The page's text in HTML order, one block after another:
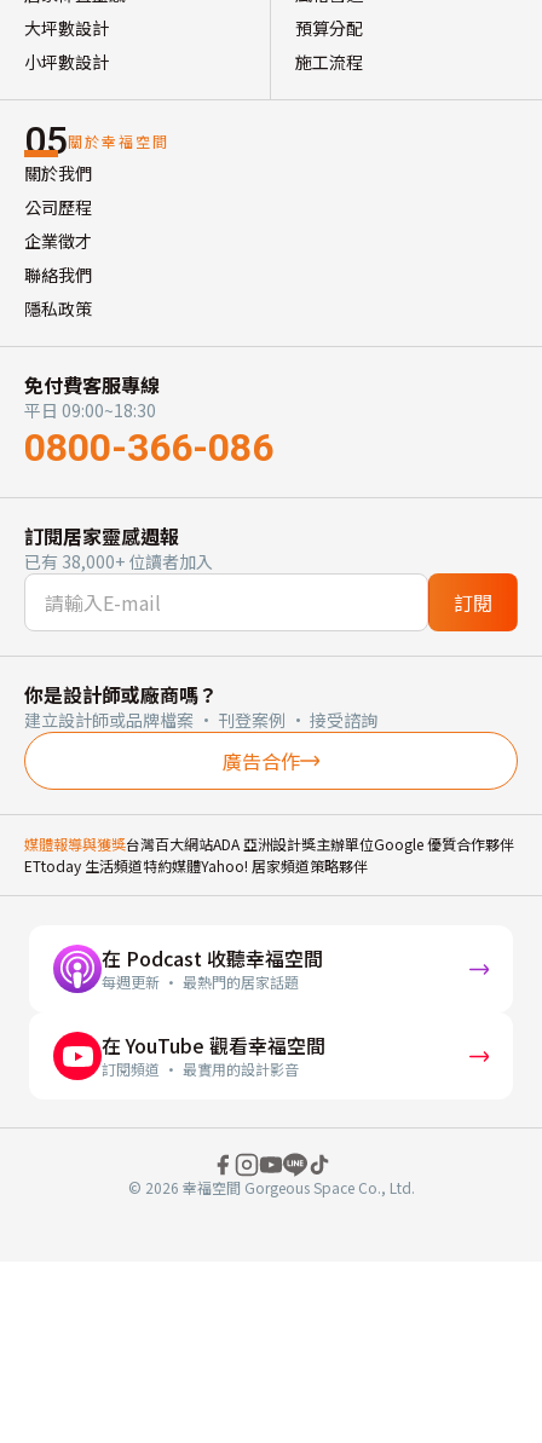
大坪數設計
小坪數設計
預算分配
施工流程
05關於幸福空間
關於我們
公司歷程
企業徵才
聯絡我們
隱私政策
免付費客服專線
平日 09:00~18:30
0800-366-086
訂閱居家靈感週報
已有 38,000+ 位讀者加入
訂閱
你是設計師或廠商嗎？
建立設計師或品牌檔案 · 刊登案例 · 接受諮詢
廣告合作
媒體報導與獲獎台灣百大網站ADA 亞洲設計獎主辦單位Google 優質合作夥伴
ETtoday 生活頻道特約媒體Yahoo! 居家頻道策略夥伴
在 Podcast 收聽幸福空間
每週更新 · 最熱門的居家話題
在 YouTube 觀看幸福空間
訂閱頻道 · 最實用的設計影音
© 2026 幸福空間 Gorgeous Space Co., Ltd.